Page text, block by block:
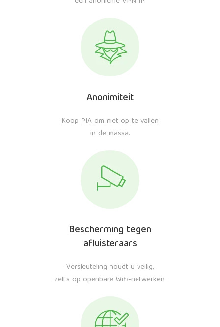
Anonimiteit
Koop PIA om niet op te vallen
in de massa.
Bescherming tegen
afluisteraars
Versleuteling houdt u veilig,
zelfs op openbare Wifi-netwerken.